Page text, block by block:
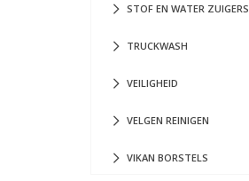
STOF EN WATER ZUIGERS
TRUCKWASH
VEILIGHEID
VELGEN REINIGEN
VIKAN BORSTELS